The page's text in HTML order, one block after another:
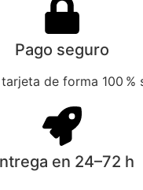
Pago seguro
de forma 100 %
en 24–72 h